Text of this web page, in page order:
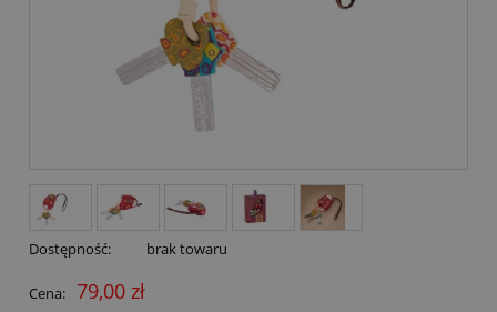
Dostępność: brak towaru
Cena: 79,00 zł